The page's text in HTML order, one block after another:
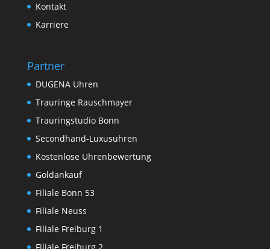
Kontakt
Karriere
Partner
DUGENA Uhren
Trauringe Rauschmayer
Trauringstudio Bonn
Secondhand-Luxusuhren
Kostenlose Uhrenbewertung
Goldankauf
Filiale Bonn 53
Filiale Neuss
Filiale Freiburg 1